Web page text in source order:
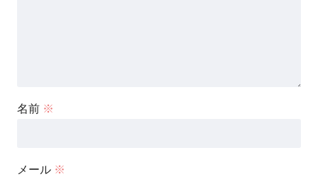
名前 ※
メール ※